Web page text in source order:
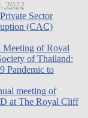
2022
Sector
(CAC)
of Royal
of Thailand:
Pandemic to
meeting of
at The Royal Cliff